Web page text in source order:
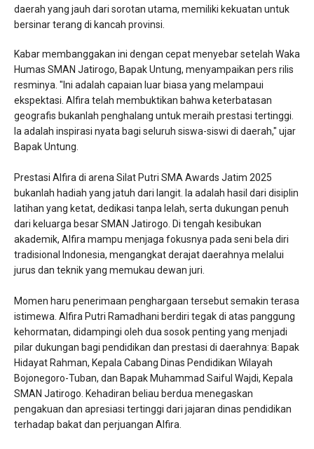
daerah yang jauh dari sorotan utama, memiliki kekuatan untuk
bersinar terang di kancah provinsi.
​Kabar membanggakan ini dengan cepat menyebar setelah Waka
Humas SMAN Jatirogo, Bapak Untung, menyampaikan pers rilis
resminya. "Ini adalah capaian luar biasa yang melampaui
ekspektasi. Alfira telah membuktikan bahwa keterbatasan
geografis bukanlah penghalang untuk meraih prestasi tertinggi.
Ia adalah inspirasi nyata bagi seluruh siswa-siswi di daerah," ujar
Bapak Untung.
​Prestasi Alfira di arena Silat Putri SMA Awards Jatim 2025
bukanlah hadiah yang jatuh dari langit. Ia adalah hasil dari disiplin
latihan yang ketat, dedikasi tanpa lelah, serta dukungan penuh
dari keluarga besar SMAN Jatirogo. Di tengah kesibukan
akademik, Alfira mampu menjaga fokusnya pada seni bela diri
tradisional Indonesia, mengangkat derajat daerahnya melalui
jurus dan teknik yang memukau dewan juri.
​Momen haru penerimaan penghargaan tersebut semakin terasa
istimewa. Alfira Putri Ramadhani berdiri tegak di atas panggung
kehormatan, didampingi oleh dua sosok penting yang menjadi
pilar dukungan bagi pendidikan dan prestasi di daerahnya: Bapak
Hidayat Rahman, Kepala Cabang Dinas Pendidikan Wilayah
Bojonegoro-Tuban, dan Bapak Muhammad Saiful Wajdi, Kepala
SMAN Jatirogo. Kehadiran beliau berdua menegaskan
pengakuan dan apresiasi tertinggi dari jajaran dinas pendidikan
terhadap bakat dan perjuangan Alfira.